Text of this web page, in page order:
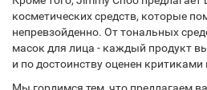
косметических средств, которые
непревзойденно. От тональных
масок для лица - каждый продукт
и по достоинству оценен критиками